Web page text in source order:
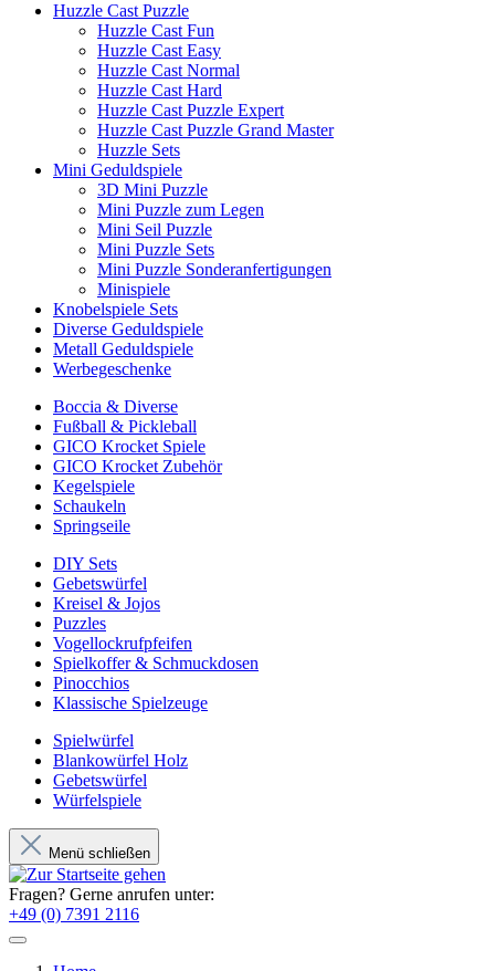
Huzzle Cast Puzzle
Huzzle Cast Fun
Huzzle Cast Easy
Huzzle Cast Normal
Huzzle Cast Hard
Huzzle Cast Puzzle Expert
Huzzle Cast Puzzle Grand Master
Huzzle Sets
Mini Geduldspiele
3D Mini Puzzle
Mini Puzzle zum Legen
Mini Seil Puzzle
Mini Puzzle Sets
Mini Puzzle Sonderanfertigungen
Minispiele
Knobelspiele Sets
Diverse Geduldspiele
Metall Geduldspiele
Werbegeschenke
Boccia & Diverse
Fußball & Pickleball
GICO Krocket Spiele
GICO Krocket Zubehör
Kegelspiele
Schaukeln
Springseile
DIY Sets
Gebetswürfel
Kreisel & Jojos
Puzzles
Vogellockrufpfeifen
Spielkoffer & Schmuckdosen
Pinocchios
Klassische Spielzeuge
Spielwürfel
Blankowürfel Holz
Gebetswürfel
Würfelspiele
Menü schließen
Fragen? Gerne anrufen unter:
+49 (0) 7391 2116